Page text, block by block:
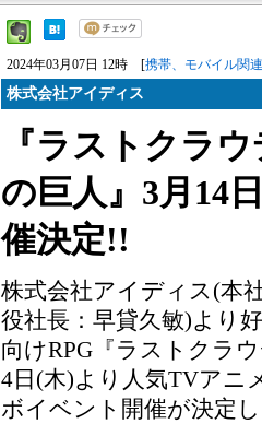
2024年03月07日 12時 [携帯、モバイル関連
株式会社アイディス
『ラストクラ
の巨人』3月14
催決定!!
株式会社アイディス(本
役社長：早貸久敏)より
向けRPG『ラストクラ
4日(木)より人気TVアニ
ボイベント開催が決定